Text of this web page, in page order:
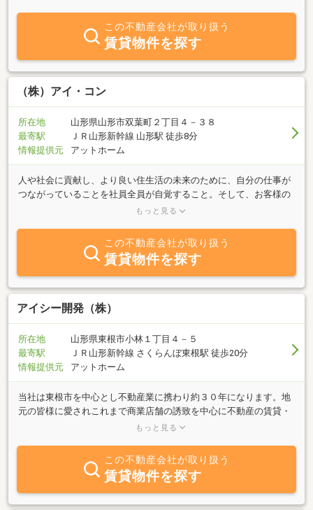
「アイエス宅建」で検索！！当社の営業時間は午前10時から午後６
時まで！時間外も対応しております。定休日の毎週水曜日以外は営
業中！お仕事帰りの売却相談も購入物件探しの受け付けも可能で
す。ご家族様お誘い合わせの上、お気軽にご来店ください。スタッ
フ一同、お待ち申し上げております♪
この不動産会社が取り扱う
賃貸物件を探す
（株）アイ・コン
所在地
山形県山形市双葉町２丁目４－３８
最寄駅
ＪＲ山形新幹線 山形駅 徒歩8分
情報提供元
アットホーム
人や社会に貢献し、より良い住生活の未来のために、自分の仕事が
つながっていることを社員全員が自覚すること。そして、お客様の
満足を自らの誇りにし、仕事を通じて幸福感を抱くことのできる人
供する上で必要不可欠なものであり、最大の資産であるといえま
す。社員一人一人が自己研鑽を重ねると共に、お客様の末永い安心
と満足を目指す。それが、私たちの使命です。不動産情報ネットワ
ーク提携企業との連携により、お客様の夢の実現をより確かなもの
にしています。土地・建物の購入や売却、住み替えのニーズに対
し、広い視野からトータルソリューションを展開し、お客様に安心
もっと見る
この不動産会社が取り扱う
賃貸物件を探す
アイシー開発（株）
所在地
山形県東根市小林１丁目４－５
最寄駅
ＪＲ山形新幹線 さくらんぼ東根駅 徒歩20分
情報提供元
アットホーム
当社は東根市を中心とし不動産業に携わり約３０年になります。地
元の皆様に愛されこれまで商業店舗の誘致を中心に不動産の賃貸・
売買を営んで参りました。女性スタッフを中心にお客様が安心して
ります。又、保証人不要制度・敷金０プランを利用可能なお部屋も
多数ございます。店舗の正面玄関左に午前９：００～午後９：００
まで利用可能の無人資料館に詳しい資料が多数ございますのでお気
軽にお立寄り下さい。スタッフ一同、心よりお待ち申し上げており
もっと見る
この不動産会社が取り扱う
賃貸物件を探す